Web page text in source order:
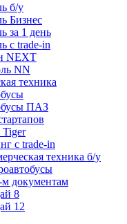
б/у
Бизнес
за 1 день
с trade-in
NEXT
NN
техника
ПАЗ
с trade-in
техника б/у
документам
8
12